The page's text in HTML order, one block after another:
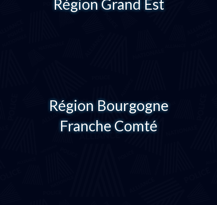
Région Grand Est
Région Bourgogne
Franche Comté